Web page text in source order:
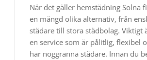
När det gäller hemstädning Solna
en mängd olika alternativ, från
städare till stora städbolag. Viktigt
en service som är pålitlig, flexibel
har noggranna städare. Innan du